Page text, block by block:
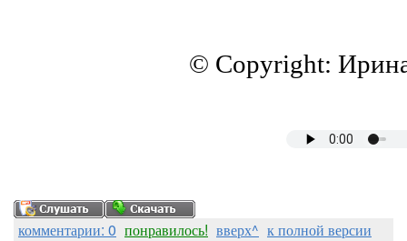
© Copyright:
комментарии: 0 понравилось! вверх^ к полной версии